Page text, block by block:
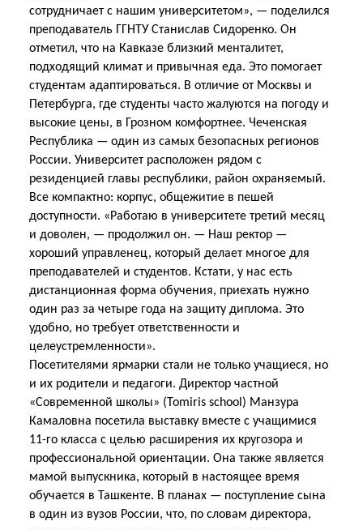
сотрудничает с нашим университетом», — поделился
преподаватель ГГНТУ Станислав Сидоренко. Он
отметил, что на Кавказе близкий менталитет,
подходящий климат и привычная еда. Это помогает
студентам адаптироваться. В отличие от Москвы и
Петербурга, где студенты часто жалуются на погоду и
высокие цены, в Грозном комфортнее. Чеченская
Республика — один из самых безопасных регионов
России. Университет расположен рядом с
резиденцией главы республики, район охраняемый.
Все компактно: корпус, общежитие в пешей
доступности. «Работаю в университете третий месяц
и доволен, — продолжил он. — Наш ректор —
хороший управленец, который делает многое для
преподавателей и студентов. Кстати, у нас есть
дистанционная форма обучения, приехать нужно
один раз за четыре года на защиту диплома. Это
удобно, но требует ответственности и
целеустремленности».
Посетителями ярмарки стали не только учащиеся, но
и их родители и педагоги. Директор частной
«Современной школы» (Tomiris school ) Манзура
Камаловна посетила выставку вместе с учащимися
11-го класса с целью расширения их кругозора и
профессиональной ориентации. Она также является
мамой выпускника, который в настоящее время
обучается в Ташкенте. В планах — поступление сына
в один из вузов России, что, по словам директора,